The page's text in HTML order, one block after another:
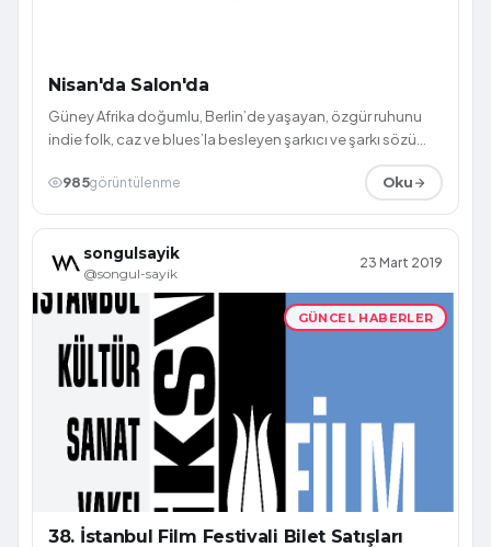
Nisan'da Salon'da
Güney Afrika doğumlu, Berlin’de yaşayan, özgür ruhunu
indie folk, caz ve blues’la besleyen şarkıcı ve şarkı sözü
985görüntülenme Oku
songulsayik
@songul-sayik
23 Mart 2019
GÜNCEL HABERLER
38. İstanbul Film Festivali Bilet Satışları